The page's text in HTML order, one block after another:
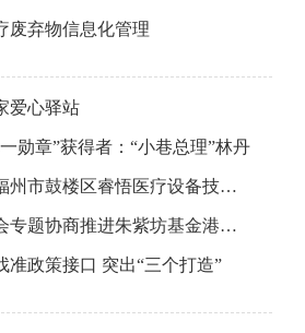
废弃物信息化管理
爱心驿站
勋章”获得者：“小巷总理”林丹
鼓东街道：走访福州市鼓楼区睿悟医疗设备技术服务中心
鼓楼区政协常委会专题协商推进朱紫坊基金港建设工作
准政策接口 突出“三个打造”